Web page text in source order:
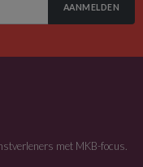
AANMELDEN
met MKB-focus.